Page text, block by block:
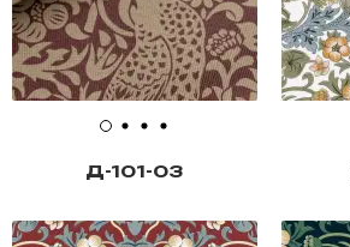
Д-101-03